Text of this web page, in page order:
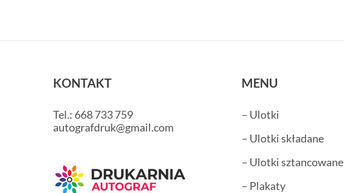
KONTAKT
Tel.: 668 733 759
autografdruk@gmail.com
MENU
– Ulotki
– Ulotki składane
– Ulotki sztancowane
– Plakaty